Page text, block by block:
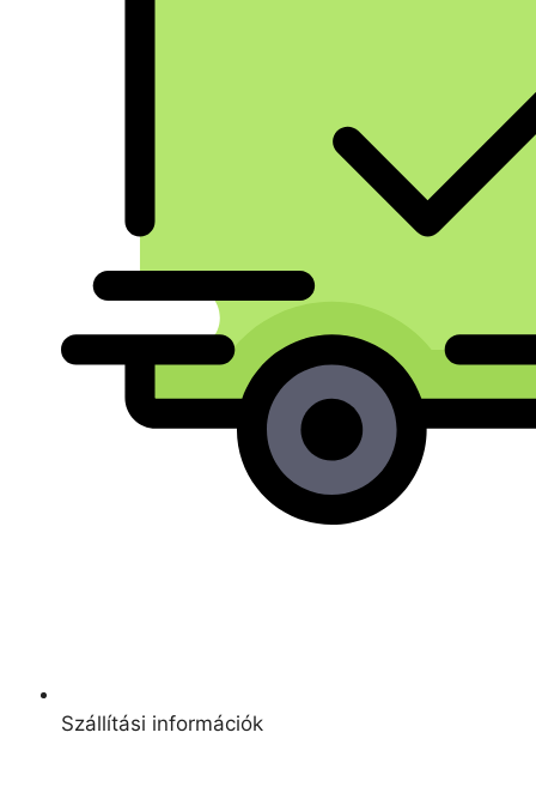
Szállítási információk